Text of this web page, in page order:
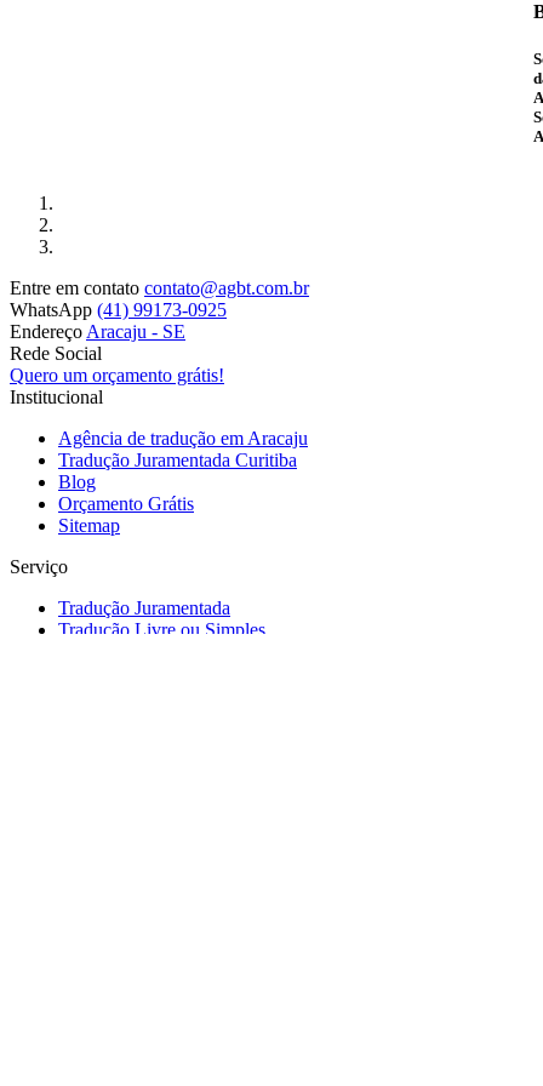
Entre em contato contato@agbt.com.br
WhatsApp (41) 99173-0925
Endereço Aracaju - SE
Rede Social
Quero um orçamento grátis!
Institucional
Agência de tradução em Aracaju
Tradução Juramentada Curitiba
Blog
Orçamento Grátis
Sitemap
Serviço
Tradução Juramentada
Tradução Livre ou Simples